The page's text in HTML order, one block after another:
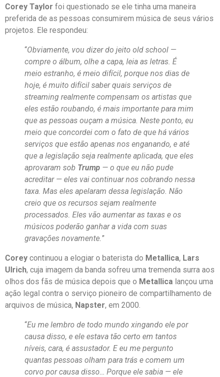
Corey Taylor foi questionado se ele tinha uma maneira
preferida de as pessoas consumirem música de seus vários
projetos. Ele respondeu:
“Obviamente, vou dizer do jeito old school —
compre o álbum, olhe a capa, leia as letras. É
meio estranho, é meio difícil, porque nos dias de
hoje, é muito difícil saber quais serviços de
streaming realmente compensam os artistas que
eles estão roubando, é mais importante para mim
que as pessoas ouçam a música. Neste ponto, eu
meio que concordei com o fato de que há vários
serviços que estão apenas nos enganando, e até
que a legislação seja realmente aplicada, que eles
aprovaram sob Trump — o que eu não pude
acreditar — eles vai continuar nos cobrando nessa
taxa. Mas eles apelaram dessa legislação. Não
creio que os recursos sejam realmente
processados. Eles vão aumentar as taxas e os
músicos poderão ganhar a vida com suas
gravações novamente.”
Corey continuou a elogiar o baterista do Metallica, Lars
Ulrich, cuja imagem da banda sofreu uma tremenda surra aos
olhos dos fãs de música depois que o Metallica lançou uma
ação legal contra o serviço pioneiro de compartilhamento de
arquivos de música, Napster, em 2000.
“Eu me lembro de todo mundo xingando ele por
causa disso, e ele estava tão certo em tantos
níveis, cara, é assustador. E eu me pergunto
quantas pessoas olham para trás e comem um
corvo por causa disso… Porque ele sabia — ele